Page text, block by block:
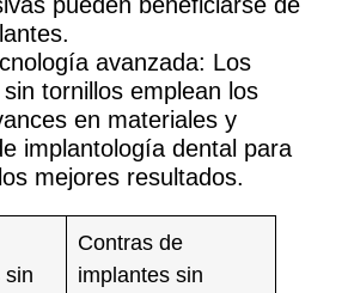
avanzada: Los
tornillos emplean los
en materiales y
implantología dental para
mejores resultados.
sin
Contras de
implantes sin